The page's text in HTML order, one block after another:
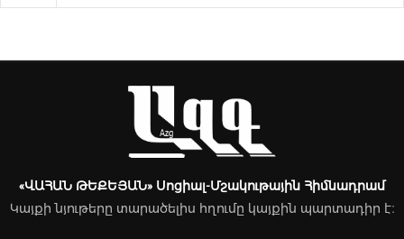
«ՎԱՀԱՆ ԹԵՔԵՅԱՆ» Սոցիալ-Մշակութային Հիմնադրամ
Կայքի նյութերը տարածելիս հղումը կայքին պարտադիր է։